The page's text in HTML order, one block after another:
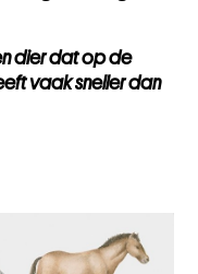
dier dat op de
vaak sneller dan